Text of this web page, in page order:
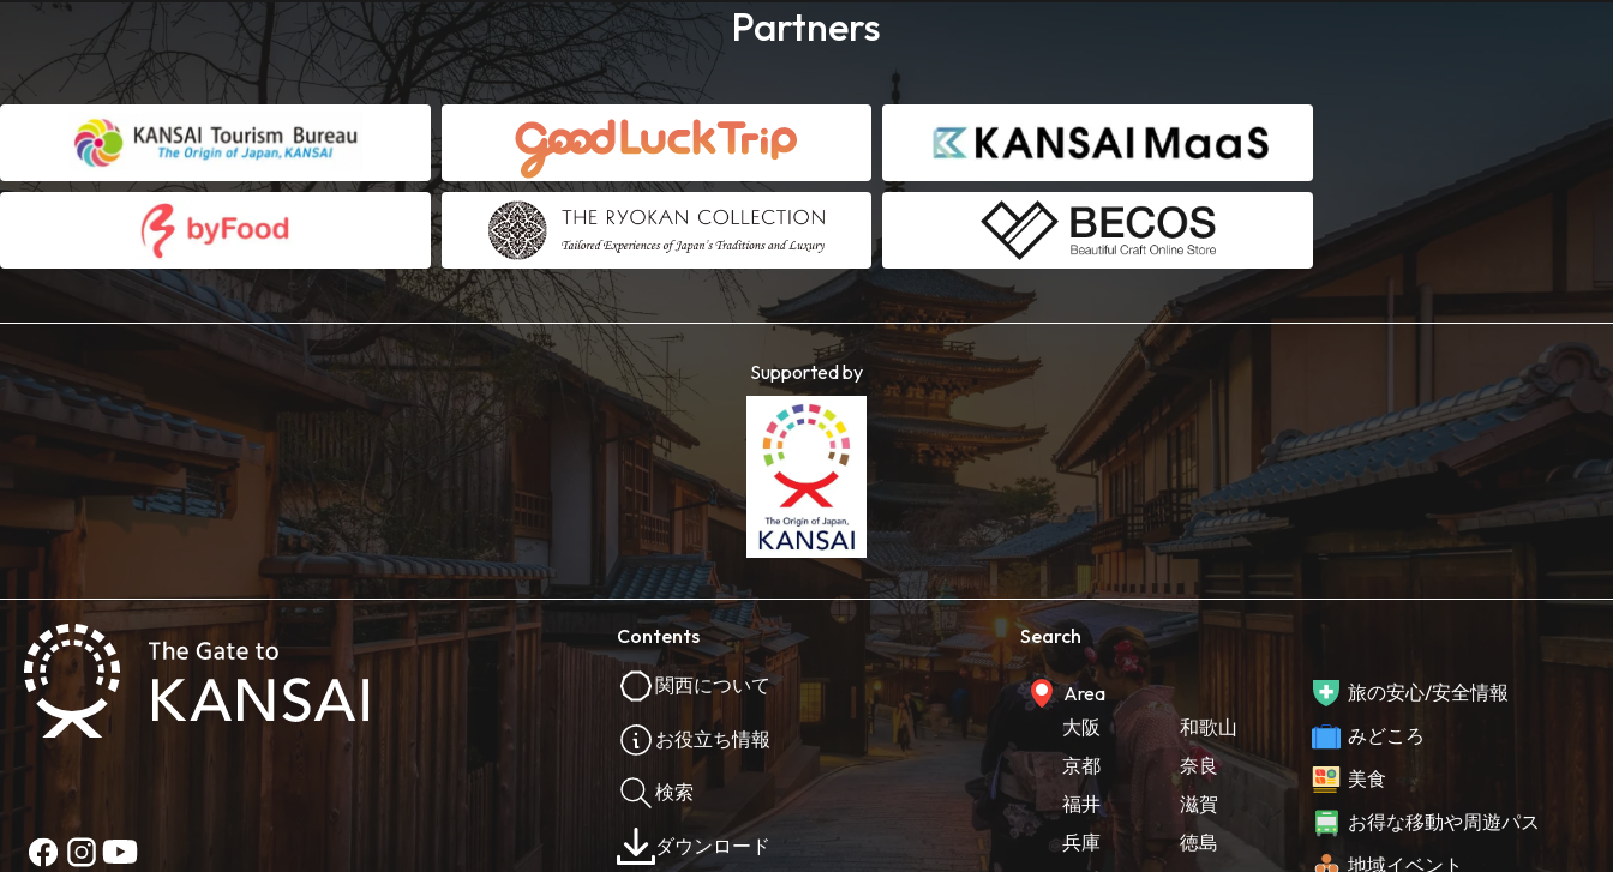
Partners
Supported by
Contents
関西について
お役立ち情報
検索
ダウンロード
Search
Area
大阪
京都
福井
兵庫
和歌山
奈良
滋賀
徳島
旅の安心/安全情報
みどころ
美食
お得な移動や周遊パス
地域イベント